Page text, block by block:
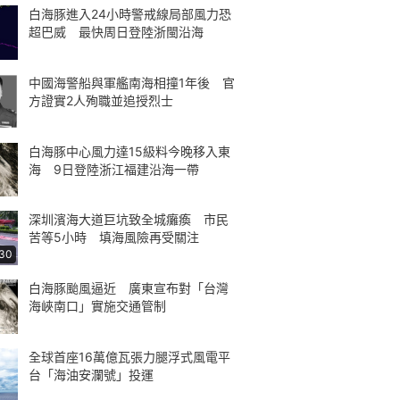
白海豚進入24小時警戒線局部風力恐
超巴威 最快周日登陸浙閩沿海
中國海警船與軍艦南海相撞1年後 官
方證實2人殉職並追授烈士
白海豚中心風力達15級料今晚移入東
海 9日登陸浙江福建沿海一帶
深圳濱海大道巨坑致全城癱瘓 市民
苦等5小時 填海風險再受關注
白海豚颱風逼近 廣東宣布對「台灣
海峽南口」實施交通管制
全球首座16萬億瓦張力腿浮式風電平
台「海油安瀾號」投運